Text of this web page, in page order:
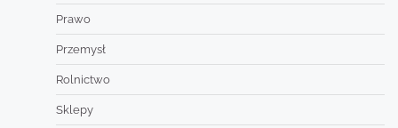
Prawo
Przemysł
Rolnictwo
Sklepy